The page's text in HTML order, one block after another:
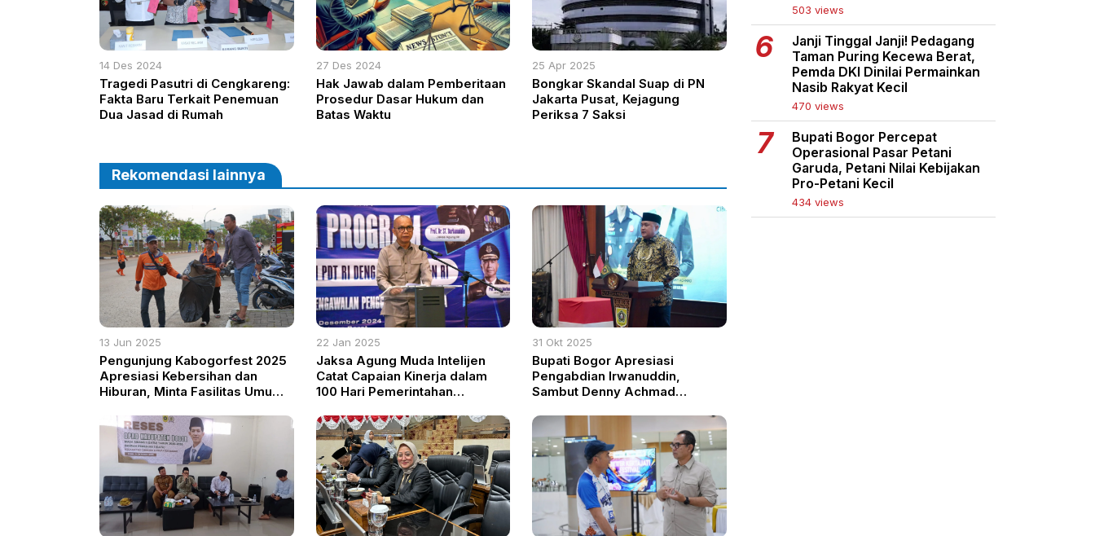
14 Des 2024
Tragedi Pasutri di Cengkareng:
Fakta Baru Terkait Penemuan
Dua Jasad di Rumah
27 Des 2024
Hak Jawab dalam Pemberitaan
Prosedur Dasar Hukum dan
Batas Waktu
25 Apr 2025
Bongkar Skandal Suap di PN
Jakarta Pusat, Kejagung
Periksa 7 Saksi
Rekomendasi lainnya
13 Jun 2025
Pengunjung Kabogorfest 2025
Apresiasi Kebersihan dan
Hiburan, Minta Fasilitas Umum
22 Jan 2025
Jaksa Agung Muda Intelijen
Catat Capaian Kinerja dalam
100 Hari Pemerintahan
31 Okt 2025
Bupati Bogor Apresiasi
Pengabdian Irwanuddin,
Sambut Denny Achmad
503 views
Janji Tinggal Janji! Pedagang
Taman Puring Kecewa Berat,
Pemda DKI Dinilai Permainkan
Nasib Rakyat Kecil
470 views
Bupati Bogor Percepat
Operasional Pasar Petani
Garuda, Petani Nilai Kebijakan
Pro-Petani Kecil
434 views